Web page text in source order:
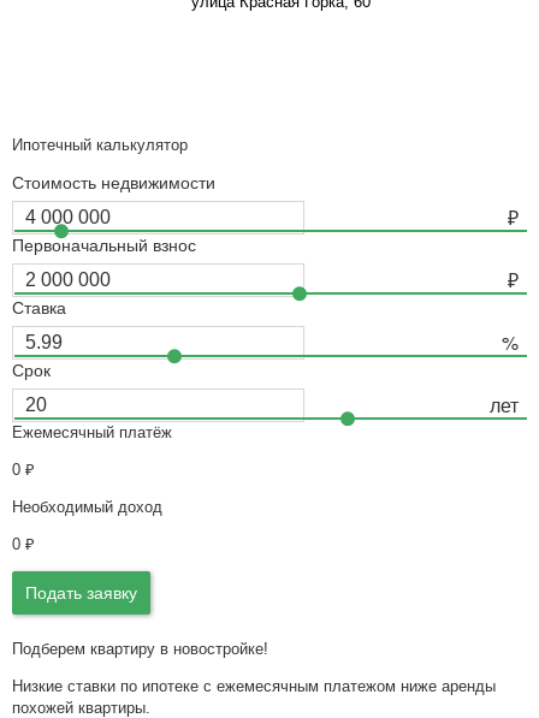
Ипотечный калькулятор
Стоимость недвижимости
Первоначальный взнос
Ставка
Срок
Ежемесячный платёж
0 ₽
Необходимый доход
0 ₽
Подать заявку
Подберем квартиру в новостройке!
Низкие ставки по ипотеке с ежемесячным платежом ниже аренды
похожей квартиры.